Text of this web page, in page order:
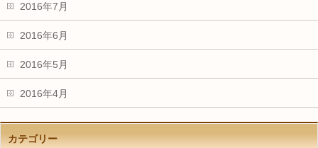
2016年7月
2016年6月
2016年5月
2016年4月
カテゴリー